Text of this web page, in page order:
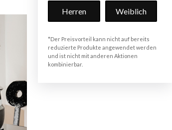
Herren Weiblich
*Der Preisvorteil kann nicht auf bereits
reduzierte Produkte angewendet werden
und ist nicht mit anderen Aktionen
kombinierbar.